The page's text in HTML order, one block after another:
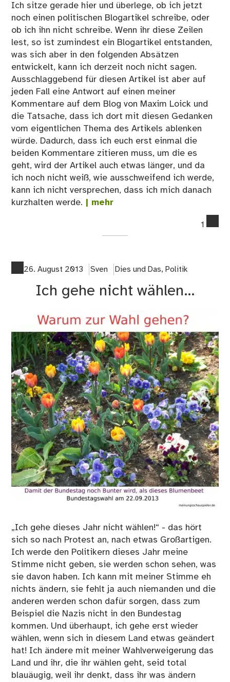
Ich sitze gerade hier und überlege, ob ich jetzt
noch einen politischen Blogartikel schreibe, oder
ob ich ihn nicht schreibe. Wenn ihr diese Zeilen
lest, so ist zumindest ein Blogartikel entstanden,
was sich aber in den folgenden Absätzen
entwickelt, kann ich derzeit noch nicht sagen.
Ausschlaggebend für diesen Artikel ist aber auf
jeden Fall eine Antwort auf einen meiner
Kommentare auf dem Blog von Maxim Loick und
die Tatsache, dass ich dort mit diesen Gedanken
vom eigentlichen Thema des Artikels ablenken
würde. Dadurch, dass ich euch erst einmal die
beiden Kommentare zitieren muss, um die es
geht, wird der Artikel auch etwas länger, und da
ich noch nicht weiß, wie ausschweifend ich werde,
kann ich nicht versprechen, dass ich mich danach
kurzhalten werde. | mehr
1
;)
26. August 2013 Sven Dies und Das, Politik
Ich gehe nicht wählen…
„Ich gehe dieses Jahr nicht wählen!“ - das hört
sich so nach Protest an, nach etwas Großartigen.
Ich werde den Politikern dieses Jahr meine
Stimme nicht geben, sie werden schon sehen, was
sie davon haben. Ich kann mit meiner Stimme eh
nichts ändern, sie fehlt ja auch niemanden und die
anderen werden schon dafür sorgen, dass zum
Beispiel die Nazis nicht in den Bundestag
kommen. Und überhaupt, ich gehe erst wieder
wählen, wenn sich in diesem Land etwas geändert
hat! Ich ändere mit meiner Wahlverweigerung das
Land und ihr, die ihr wählen geht, seid total
blauäugig, weil ihr denkt, dass ihr was ändern